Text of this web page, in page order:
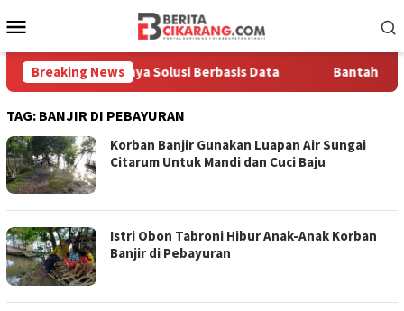
ke
Mobile
Breaking News
Pentingnya Solusi Berbasis Data Bantah
TAG: BANJIR DI PEBAYURAN
Korban Banjir Gunakan Luapan Air Sungai
Citarum Untuk Mandi dan Cuci Baju
Istri Obon Tabroni Hibur Anak-Anak Korban
Banjir di Pebayuran